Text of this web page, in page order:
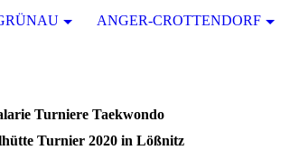
ANGER-CROTTENDORF
Turniere Taekwondo
Turnier 2020 in Lößnitz